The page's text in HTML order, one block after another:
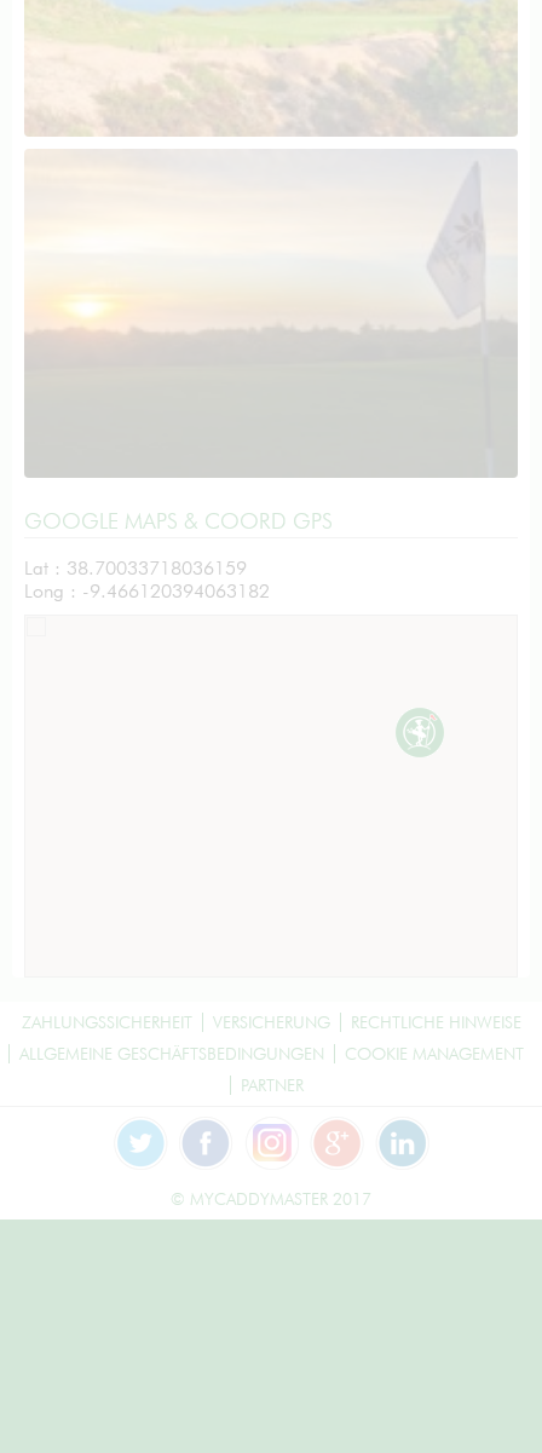
GOOGLE MAPS & COORD GPS
Lat : 38.70033718036159
Long : -9.466120394063182
ZAHLUNGSSICHERHEIT VERSICHERUNG
RECHTLICHE HINWEISE
ALLGEMEINE GESCHÄFTSBEDINGUNGEN
COOKIE MANAGEMENT
PARTNER
© MYCADDYMASTER 2017